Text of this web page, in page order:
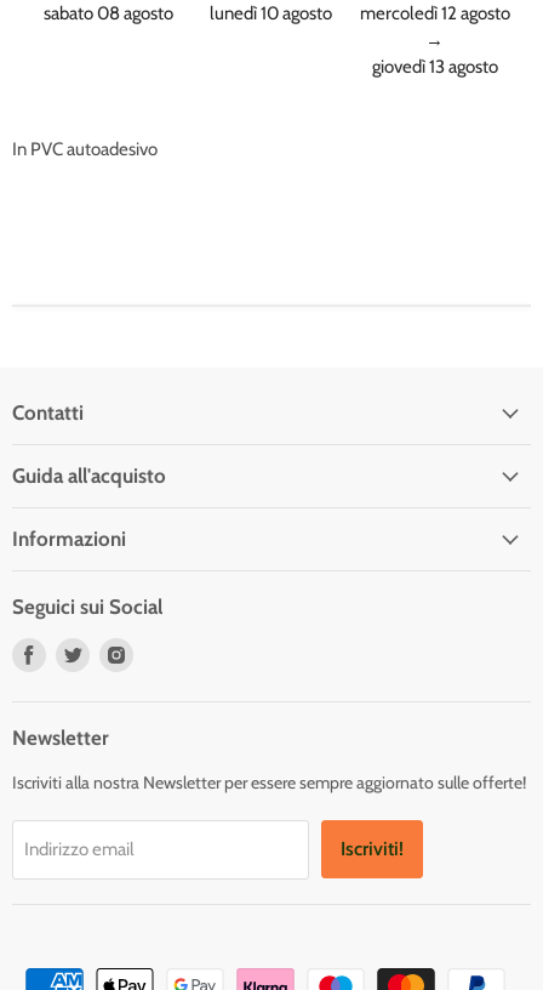
sabato 08 agosto
lunedì 10 agosto
mercoledì 12 agosto
→
giovedì 13 agosto
In PVC autoadesivo
Contatti
Guida all'acquisto
Informazioni
Seguici sui Social
Trovaci
Trovaci
Newsletter
Iscriviti alla nostra Newsletter per essere sempre aggiornato sulle offerte!
Indirizzo email Iscriviti!